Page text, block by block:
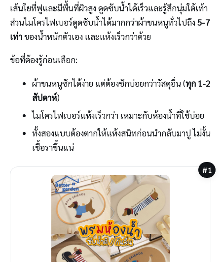
เส้นใยที่ฟูและมีพื้นที่ผิวสูง ดูดซับน้ำได้เร็วและรู้สึกนุ่มใต้เท้า
ส่วนไมโครไฟเบอร์ดูดซับน้ำได้มากกว่าผ้าขนหนูทั่วไปถึง5-7
เท่าของน้ำหนักตัวเอง และแห้งเร็วกว่าด้วย
ข้อที่ต้องรู้ก่อนเลือก:
ผ้าขนหนูซักได้ง่าย แต่ต้องซักบ่อยกว่าวัสดุอื่น (ทุก 1-2
สัปดาห์)
ไมโครไฟเบอร์แห้งเร็วกว่า เหมาะกับห้องน้ำที่ใช้บ่อย
ทั้งสองแบบต้องตากให้แห้งสนิทก่อนนำกลับมาปู ไม่งั้น
เชื้อราขึ้นแน่
#1